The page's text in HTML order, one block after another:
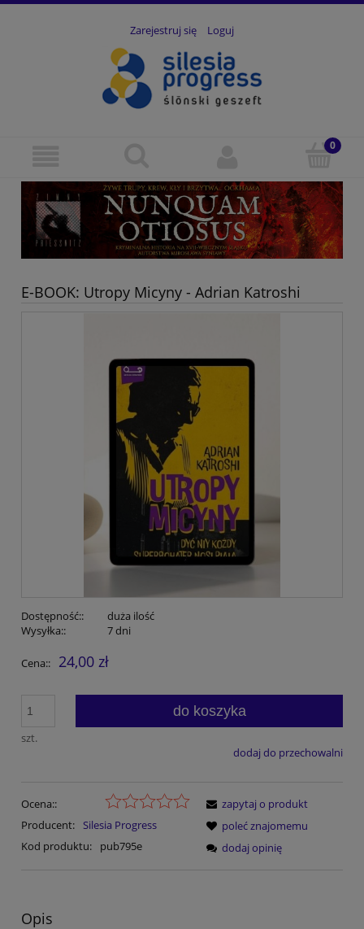
Zarejestruj się Loguj
E-BOOK: Utropy Micyny - Adrian Katroshi
Dostępność::
duża ilość
Wysyłka::
7 dni
Cena:: 24,00 zł
szt.
do koszyka
dodaj do przechowalni
Ocena::
Producent: Silesia Progress
Kod produktu:
pub795e
zapytaj o produkt
poleć znajomemu
dodaj opinię
Opis